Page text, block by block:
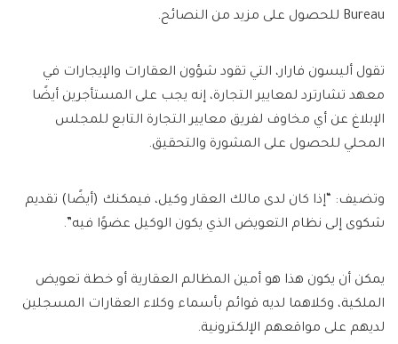
Bureau للحصول على مزيد من النصائح.
تقول أليسون فارار، التي تقود شؤون العقارات والإيجارات في
معهد تشارترد لمعايير التجارة، إنه يجب على المستأجرين أيضًا
الإبلاغ عن أي مخاوف لفريق معايير التجارة التابع للمجلس
المحلي للحصول على المشورة والتحقيق.
وتضيف: “إذا كان لدى مالك العقار وكيل، فيمكنك (أيضًا) تقديم
شكوى إلى نظام التعويض الذي يكون الوكيل عضوًا فيه”.
يمكن أن يكون هذا هو أمين المظالم العقارية أو خطة تعويض
الملكية، وكلاهما لديه قوائم بأسماء وكلاء العقارات المسجلين
لديهم على مواقعهم الإلكترونية.